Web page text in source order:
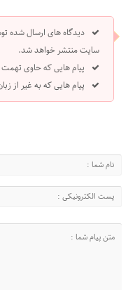
دیدگاه های ارسال شده
سایت منتشر خواهد شد.
پیام هایی که حاوی تهمت
پیام هایی که به غیر از